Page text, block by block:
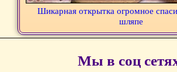
Шикарная открытка огромное
шляпе
Мы в соц